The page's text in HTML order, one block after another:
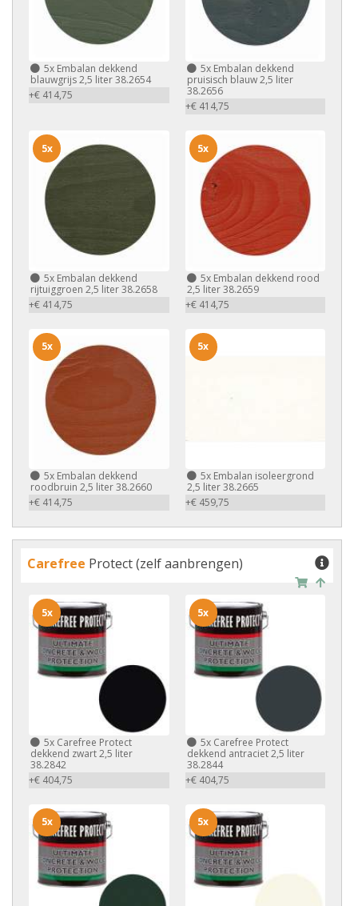
5x Embalan dekkend
blauwgrijs 2,5 liter 38.2654
+€ 414,75
5xEmbalan dekkend
pruisisch blauw 2,5 liter
38.2656
+€ 414,75
5x Embalan dekkend
rijtuiggroen 2,5 liter 38.2658
+€ 414,75
5x
5xEmbalan dekkend rood
2,5 liter 38.2659
+€ 414,75
5x
5x Embalan dekkend
roodbruin 2,5 liter 38.2660
+€ 414,75
5x
5xEmbalan isoleergrond
2,5 liter 38.2665
+€ 459,75
5x
Carefree Protect (zelf aanbrengen)
5x Carefree Protect
dekkend zwart 2,5 liter
38.2842
+€ 404,75
5x
5xCarefree Protect
dekkend antraciet 2,5 liter
38.2844
+€ 404,75
5x
5x 5x